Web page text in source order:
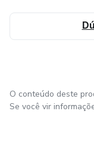
O conteúdo deste
Se você vir